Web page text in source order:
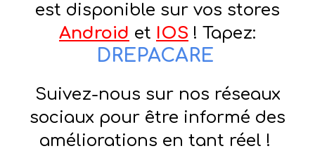
est disponible sur vos stores
Android et IOS ! Tapez:
DREPACARE
Suivez-nous sur nos réseaux
sociaux pour être informé des
améliorations en tant réel !